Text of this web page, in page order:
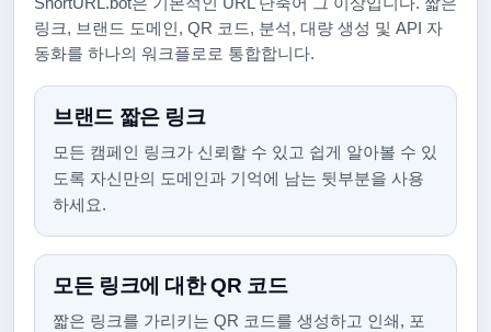
링크, 브랜드 도메인, QR 코드, 분석, 대량 생성 및 API 자
동화를 하나의 워크플로로 통합합니다.
브랜드 짧은 링크
모든 캠페인 링크가 신뢰할 수 있고 쉽게 알아볼 수 있
도록 자신만의 도메인과 기억에 남는 뒷부분을 사용
하세요.
모든 링크에 대한 QR 코드
짧은 링크를 가리키는 QR 코드를 생성하고 인쇄, 포